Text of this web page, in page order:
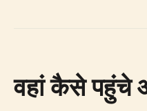
वहां कैसे पहुंचे